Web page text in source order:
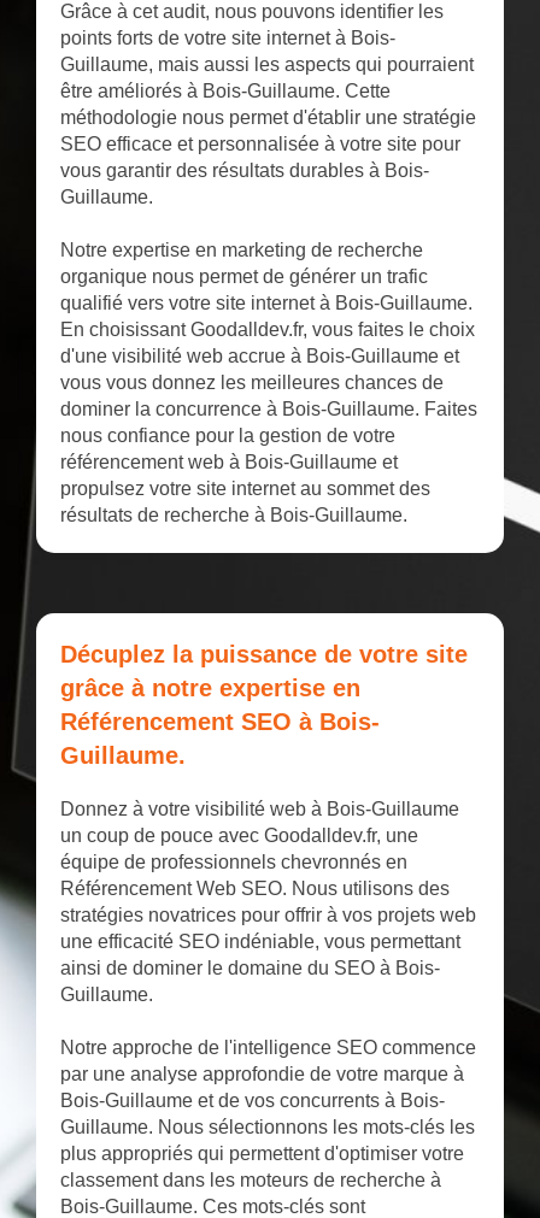
Grâce à cet audit, nous pouvons identifier les
points forts de votre site internet à Bois-
Guillaume, mais aussi les aspects qui pourraient
être améliorés à Bois-Guillaume. Cette
méthodologie nous permet d'établir une stratégie
SEO efficace et personnalisée à votre site pour
vous garantir des résultats durables à Bois-
Guillaume.
Notre expertise en marketing de recherche
organique nous permet de générer un trafic
qualifié vers votre site internet à Bois-Guillaume.
En choisissant Goodalldev.fr, vous faites le choix
d'une visibilité web accrue à Bois-Guillaume et
vous vous donnez les meilleures chances de
dominer la concurrence à Bois-Guillaume. Faites
nous confiance pour la gestion de votre
référencement web à Bois-Guillaume et
propulsez votre site internet au sommet des
résultats de recherche à Bois-Guillaume.
Décuplez la puissance de votre site
grâce à notre expertise en
Référencement SEO à Bois-
Guillaume.
Donnez à votre visibilité web à Bois-Guillaume
un coup de pouce avec Goodalldev.fr, une
équipe de professionnels chevronnés en
Référencement Web SEO. Nous utilisons des
stratégies novatrices pour offrir à vos projets web
une efficacité SEO indéniable, vous permettant
ainsi de dominer le domaine du SEO à Bois-
Guillaume.
Notre approche de l'intelligence SEO commence
par une analyse approfondie de votre marque à
Bois-Guillaume et de vos concurrents à Bois-
Guillaume. Nous sélectionnons les mots-clés les
plus appropriés qui permettent d'optimiser votre
classement dans les moteurs de recherche à
Bois-Guillaume. Ces mots-clés sont